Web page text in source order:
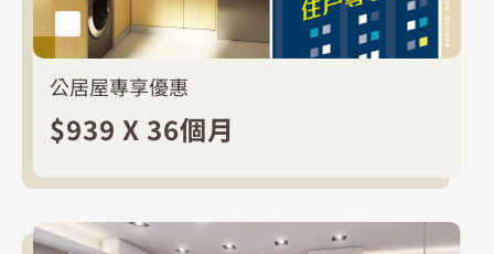
公居屋專享優惠
$939 X 36個月